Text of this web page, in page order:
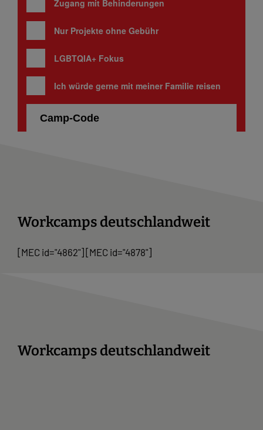
Workcamps deutschlandweit
[MEC id="4862"] [MEC id="4878"]
Workcamps deutschlandweit